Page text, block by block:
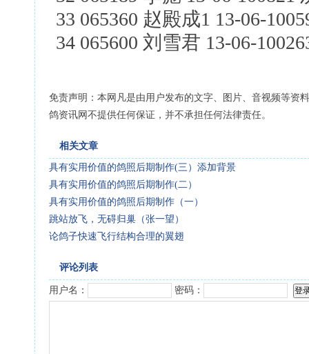
33 065360 赵殿成1 13-06-
34 065600 刘雪君 13-06-
免责声明：本网凡是由用户发布的文字、图片、音视频等资
鸽资讯网不提供任何保证，并不承担任何法律责任。
相关文章
具有实用价值的鸽照后期制作(三）添加背景
具有实用价值的鸽照后期制作(二）
具有实用价值的鸽照后期制作（一）
跳站放飞，无碍归巢（张一望）
论鸽子快速飞行结构合理的翼翅
评论列表
用户名： 密码：